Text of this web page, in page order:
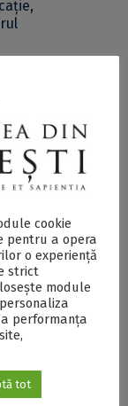
utilizate în
și după
unui
nivelul
vor fi
să fie
instituții de
europene
consolidate ale
CIVIS
din București
Europeană
puternic
cookie
pentru a opera
o experiență
strict
module
performanța
tot